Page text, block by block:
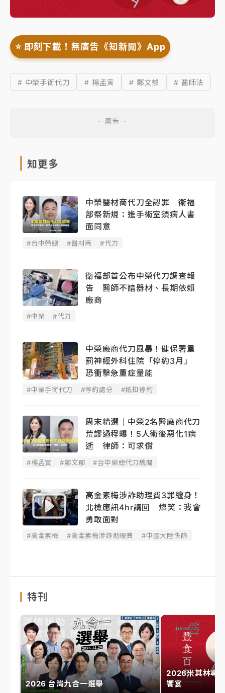
⭐️ 即刻下載！無廣告《知新聞》App
# 中榮手術代刀 # 楊孟寅 # 鄭文郁 # 醫師法
知更多
中榮醫材商代刀全認罪 衛福
部祭新規：進手術室須病人書
面同意
#台中榮總 #醫材商 #代刀
衛福部首公布中榮代刀調查報
告 醫師不諳器材、長期依賴
廠商
#中榮 #代刀
中榮廠商代刀風暴！健保署重
罰神經外科住院「停約3月」
恐衝擊急重症量能
#中榮手術代刀 #停約處分 #抵扣停約
周末精選｜中榮2名醫廠商代刀
荒謬過程曝！5人術後惡化1病
逝 律師：可求償
#楊孟寅 #鄭文郁 #台中榮總代刀醜聞
高金素梅涉詐助理費3罪纏身！
北檢應訊4hr請回 燦笑：我會
勇敢面對
#高金素梅 #高金素梅涉詐助理費 #中國大陸快篩
特刊
2026 台灣九合一選舉
2026米其林專
饗宴